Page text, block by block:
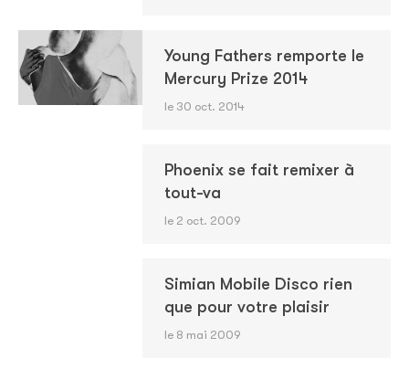
Young Fathers remporte le
Mercury Prize 2014
le 30 oct. 2014
Phoenix se fait remixer à
tout-va
le 2 oct. 2009
Simian Mobile Disco rien
que pour votre plaisir
le 8 mai 2009